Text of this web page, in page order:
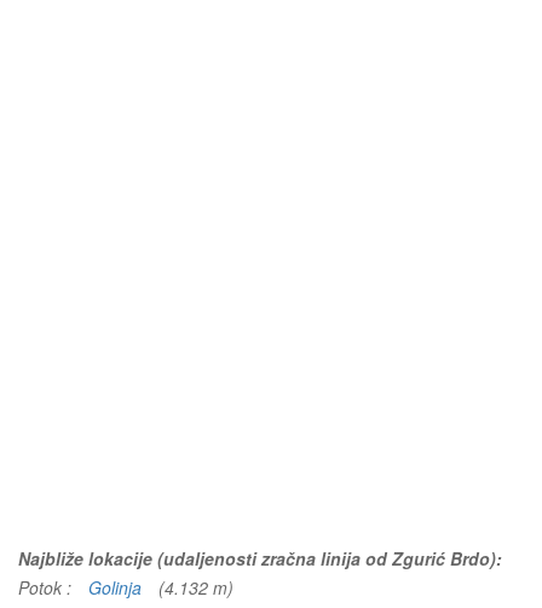
Najbliže lokacije (udaljenosti zračna linija od Zgurić Brdo):
Potok :
Golinja
(4.132 m)